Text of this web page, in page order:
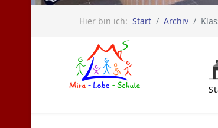
Hier bin ich: Start Archiv